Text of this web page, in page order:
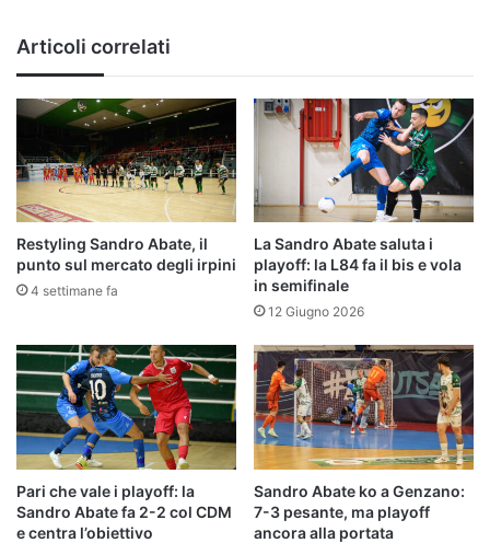
Articoli correlati
Restyling Sandro Abate, il
punto sul mercato degli irpini
4 settimane fa
La Sandro Abate saluta i
playoff: la L84 fa il bis e vola
in semifinale
12 Giugno 2026
Pari che vale i playoff: la
Sandro Abate fa 2-2 col CDM
e centra l’obiettivo
Sandro Abate ko a Genzano:
7-3 pesante, ma playoff
ancora alla portata